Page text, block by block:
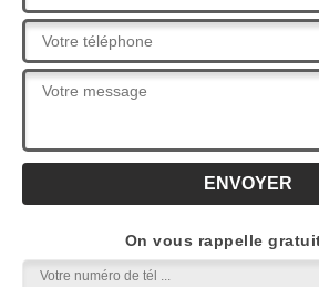
On vous rappelle